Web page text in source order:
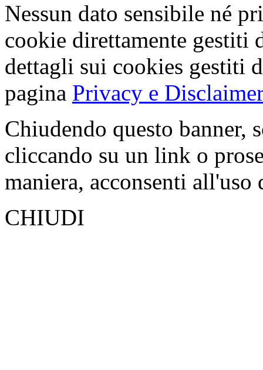
Nessun dato sensibile né
cookie direttamente gestiti
dettagli sui cookies gestiti
pagina Privacy e Disclaimer
Chiudendo questo banner,
cliccando su un link o
maniera, acconsenti all'uso
CHIUDI